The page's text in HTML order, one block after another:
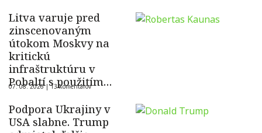
Litva varuje pred
zinscenovaným
útokom Moskvy na
kritickú
infraštruktúru v
Pobaltí s použitím
ukrajinského dronu
07. 08. 2026 |13 komentárov
Podpora Ukrajiny v
USA slabne. Trump